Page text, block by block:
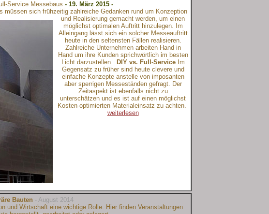
Service Messebaus - 19. März 2015 -
müssen sich frühzeitig zahlreiche Gedanken rund um Konzeption
und Realisierung gemacht werden, um einen
möglichst optimalen Auftritt hinzulegen. Im
Alleingang lässt sich ein solcher Messeauftritt
heute in den seltensten Fällen realisieren.
Zahlreiche Unternehmen arbeiten Hand in
Hand um ihre Kunden sprichwörtlich im besten
Licht darzustellen.
DIY vs. Full-Service Im
Gegensatz zu früher sind heute clevere und
einfache Konzepte anstelle von imposanten
aber sperrigen Messeständen gefragt. Der
Zeitaspekt ist ebenfalls nicht zu
unterschätzen und es ist auf einen möglichst
Kosten-optimierten Materialeinsatz zu achten.
weiterlesen
Bauten - August 2014
und Wirtschaft eine wichtige Rolle. Hier finden Veranstaltungen